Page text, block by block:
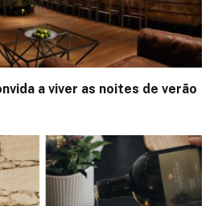
a viver as noites de verão